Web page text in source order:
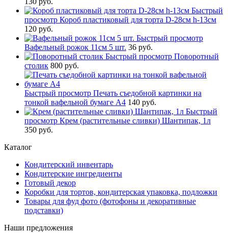
Быстрый
просмотр Короб пластиковый для торта D-28см h-13см
120 руб.
Быстрый просмотр
Вафельный рожок 11см 5 шт. 36 руб.
Быстрый просмотр Поворотный
столик 800 руб.
Быстрый просмотр Печать съедобной картинки на
тонкой вафельной бумаге А4 140 руб.
Быстрый
просмотр Крем (растительные сливки) Шантипак, 1л
350 руб.
Каталог
Кондитерский инвентарь
Кондитерские ингредиенты
Готовый декор
Коробки для тортов, кондитерская упаковка, подложки
Товары для фуд фото (фотофоны и декоративные
подставки)
Наши предложения